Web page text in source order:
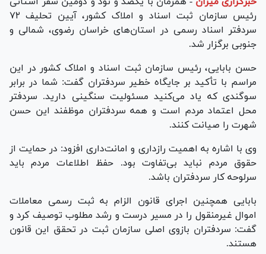
رئیس سازمان ثبت اسناد و املاک کشور، آیین تحلیف ۷۲
سردفتر اسناد رسمی در استان‌های خراسان رضوی، شمالی و
جنوبی برگزار شد.
حسن بابایی، رئیس سازمان ثبت اسناد و املاک کشور در این
مراسم با تأکید بر جایگاه خطیر سردفتران گفت: شما در برابر
سوگندی که یاد می‌کنید مسئولیت سنگینی دارید. سردفتر
محل اعتماد مردم است و همه سردفتران موظفند این حسن
شهرت را صیانت کنند.
وی با اشاره به اهمیت رازداری و امانت‌داری افزود: در حمایت از
حقوق مردم نباید بی‌تفاوت بود. حفظ اطلاعات مردم باید
سرلوحه کار سردفتران باشد.
بابایی همچنین اجرای قانون الزام به ثبت رسمی معاملات
اموال غیرمنقول را در مسیر درست و رشد مطلوب توصیف کرد و
گفت: سردفتران بازوی اصلی سازمان ثبت در تحقق این قانون
هستند.